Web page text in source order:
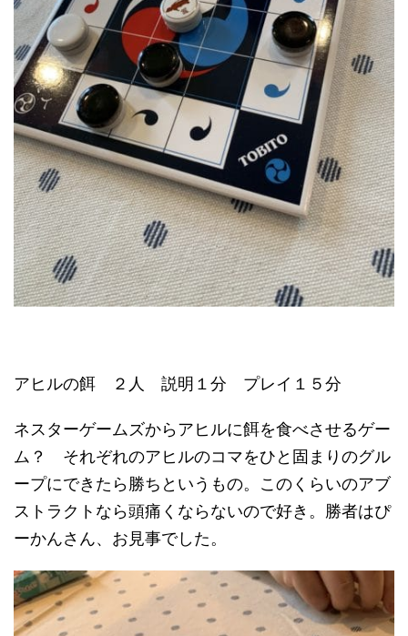
アヒルの餌 ２人 説明１分 プレイ１５分
ネスターゲームズからアヒルに餌を食べさせるゲー
ム？ それぞれのアヒルのコマをひと固まりのグル
ープにできたら勝ちというもの。このくらいのアブ
ストラクトなら頭痛くならないので好き。勝者はぴ
ーかんさん、お見事でした。